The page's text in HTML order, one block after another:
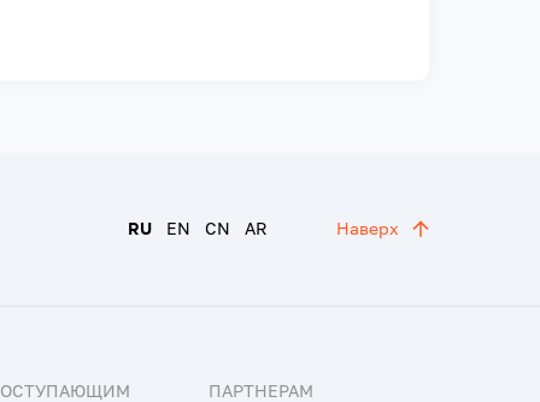
RU EN CN AR Наверх
ПАРТНЕРАМ